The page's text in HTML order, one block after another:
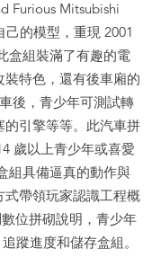
Furious Mitsubishi
己的模型，重現 2001
盒組裝滿了有趣的電
特色，還有後車廂的
後，青少年可測試轉
的引擎等等。此汽車拼
歲以上青少年或喜愛
組具備逼真的動作與
帶領玩家認識工程概
位拼砌說明，青少年
蹤進度和儲存盒組。